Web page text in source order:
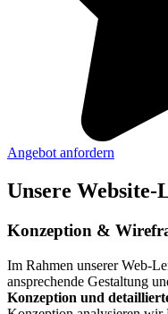
Angebot anfordern
Unsere Website-
Konzeption &
Im Rahmen unserer Web-
ansprechende Gestaltung
Konzeption und